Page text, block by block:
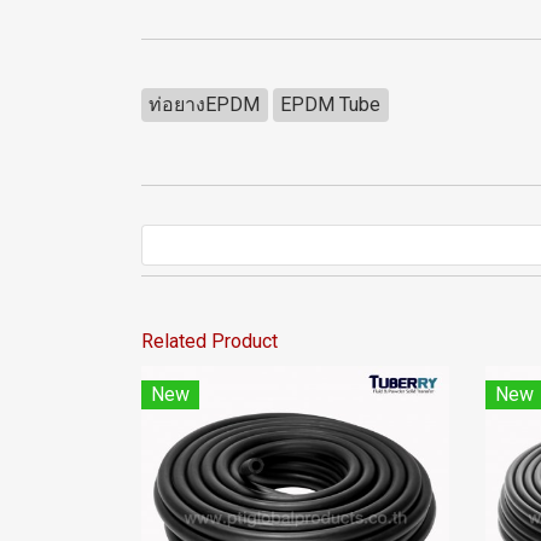
ท่อยางEPDM EPDM Tube
Related Product
New New